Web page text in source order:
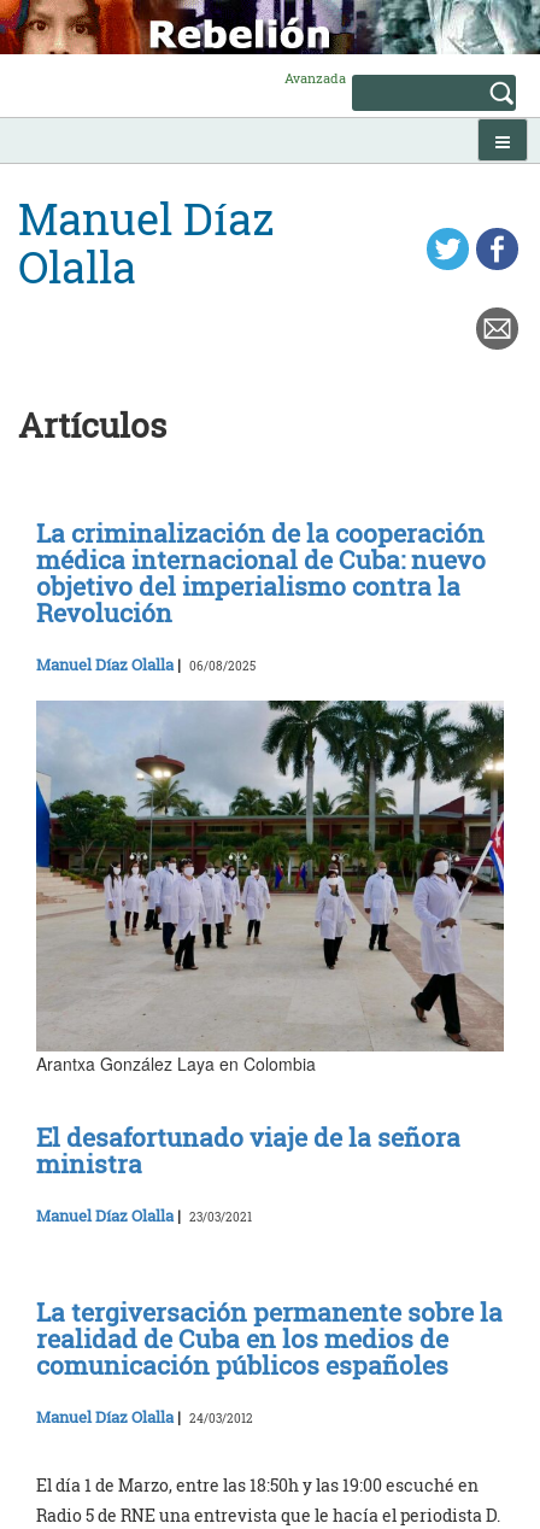
Skip
to
content
Avanzada
Manuel Díaz
Olalla
Artículos
La criminalización de la cooperación
médica internacional de Cuba: nuevo
objetivo del imperialismo contra la
Revolución
Manuel Díaz Olalla | 06/08/2025
Arantxa González Laya en Colombia
El desafortunado viaje de la señora
ministra
Manuel Díaz Olalla | 23/03/2021
La tergiversación permanente sobre la
realidad de Cuba en los medios de
comunicación públicos españoles
Manuel Díaz Olalla | 24/03/2012
El día 1 de Marzo, entre las 18:50h y las 19:00 escuché en
Radio 5 de RNE una entrevista que le hacía el periodista D.